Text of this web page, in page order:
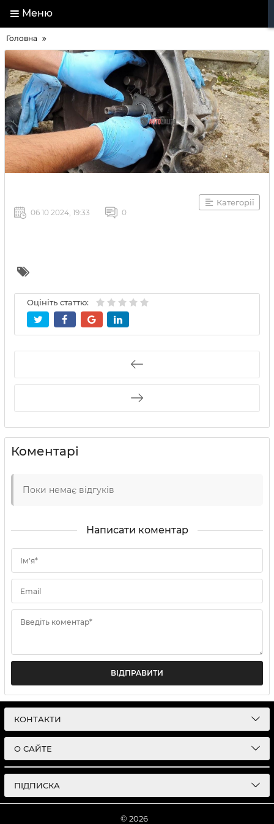
Меню
Головна
Категорії
06 10 2024, 19:33 0
Оцініть статтю:
Коментарі
Поки немає відгуків
Написати коментар
Ім'я*
Email
Введіть коментар*
ВІДПРАВИТИ
КОНТАКТИ
О САЙТЕ
ПІДПИСКА
© 2026